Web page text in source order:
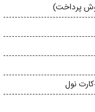
پرداخت)
نول